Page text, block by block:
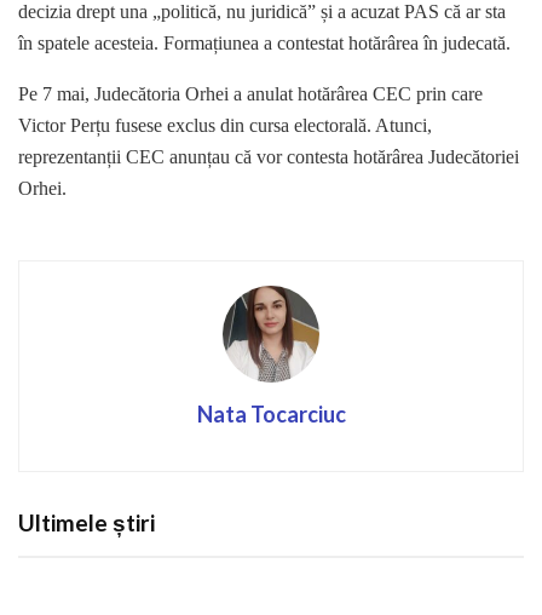
decizia drept una „politică, nu juridică” și a acuzat PAS că ar sta
în spatele acesteia. Formațiunea a contestat hotărârea în judecată.
Pe 7 mai, Judecătoria Orhei a anulat hotărârea CEC prin care
Victor Perțu fusese exclus din cursa electorală. Atunci,
reprezentanții CEC anunțau că vor contesta hotărârea Judecătoriei
Orhei.
Nata Tocarciuc
Ultimele știri